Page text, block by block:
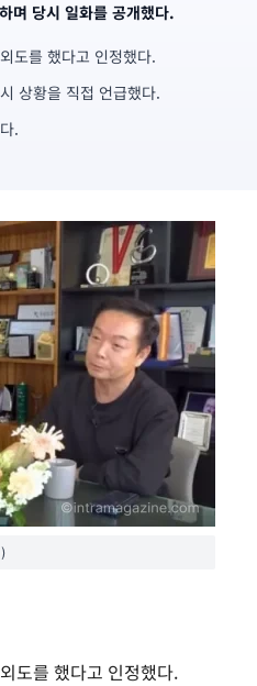
며 당시 일화를 공개했다.
도를 했다고 인정했다.
상황을 직접 언급했다.
.
도를 했다고 인정했다.